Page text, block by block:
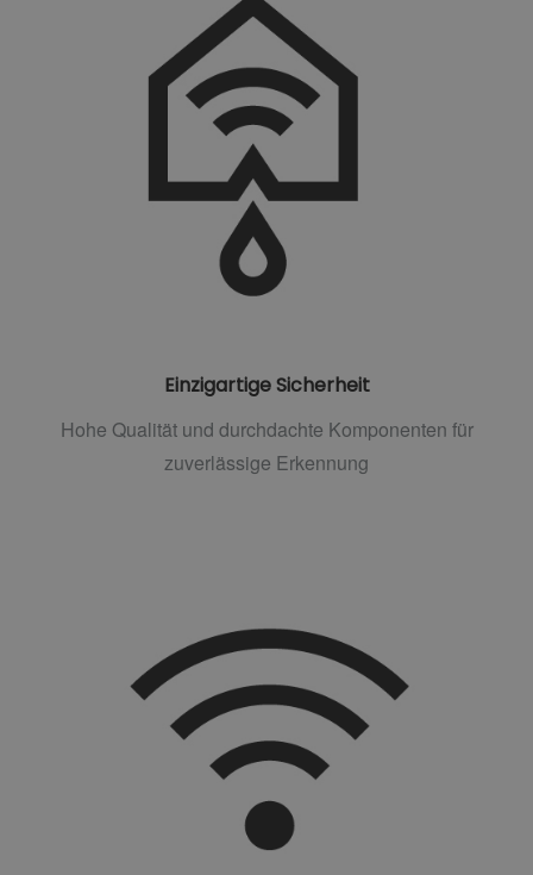
Einzigartige Sicherheit
Hohe Qualität und durchdachte Komponenten für
zuverlässige Erkennung